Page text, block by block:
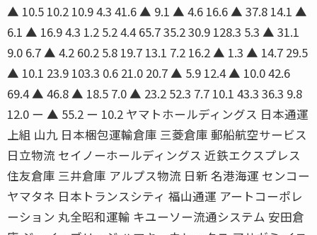
▲ 10.5 10.2 10.9 4.3 41.6 ▲ 9.1 ▲ 4.6 16.6 ▲ 37.8 14.1 ▲
6.1 ▲ 16.9 4.3 1.2 5.2 4.4 65.7 35.2 30.9 128.3 5.3 ▲ 31.1
9.0 6.7 ▲ 4.2 60.2 5.8 19.7 13.1 7.2 16.2 ▲ 1.3 ▲ 14.7 29.5
▲ 10.1 23.9 103.3 0.6 21.0 20.7 ▲ 5.9 12.4 ▲ 10.0 42.6
69.4 ▲ 46.8 ▲ 18.5 7.0 ▲ 23.2 52.3 7.7 10.1 43.3 36.3 9.8
12.0 ー ▲ 55.2 ー 10.2 ヤマトホールディングス 日本通運
上組 山九 日本梱包運輸倉庫 三菱倉庫 郵船航空サービス
日立物流 セイノーホールディングス 近鉄エクスプレス
住友倉庫 三井倉庫 アルプス物流 日新 名港海運 センコー
ヤマタネ 日本トランスシティ 福山通運 アートコーポレ
ーション 丸全昭和運輸 キユーソー流通システム 安田倉